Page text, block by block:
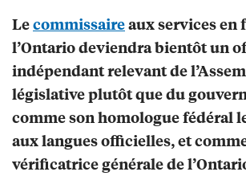
Lecommissaireaux services en
l’Ontario deviendra bientôt un
indépendant relevant de
législative plutôt que du
comme son homologue fédéral
aux langues officielles, et
vérificatrice générale de